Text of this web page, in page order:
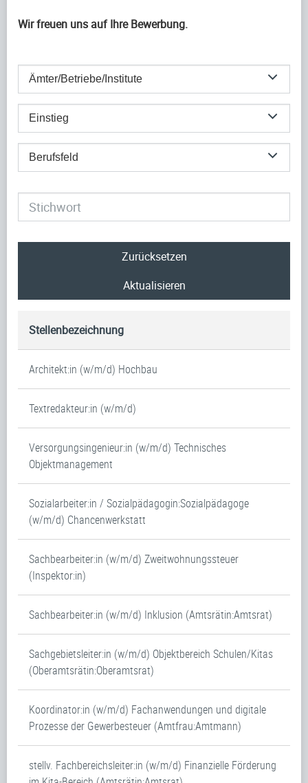
Wir freuen uns auf Ihre Bewerbung.
Ämter/Betriebe/Institute
Einstieg
Berufsfeld
Zurücksetzen
Aktualisieren
Stellenbezeichnung
Architekt:in (w/m/d) Hochbau
Textredakteur:in (w/m/d)
Versorgungsingenieur:in (w/m/d) Technisches
Objektmanagement
Sozialarbeiter:in / Sozialpädagogin:Sozialpädagoge
(w/m/d) Chancenwerkstatt
Sachbearbeiter:in (w/m/d) Zweitwohnungssteuer
(Inspektor:in)
Sachbearbeiter:in (w/m/d) Inklusion (Amtsrätin:Amtsrat)
Sachgebietsleiter:in (w/m/d) Objektbereich Schulen/Kitas
(Oberamtsrätin:Oberamtsrat)
Koordinator:in (w/m/d) Fachanwendungen und digitale
Prozesse der Gewerbesteuer (Amtfrau:Amtmann)
stellv. Fachbereichsleiter:in (w/m/d) Finanzielle Förderung